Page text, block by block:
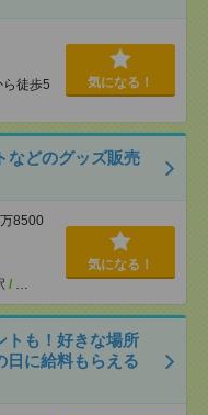
徒歩5
気になる！
などのグッズ販売
8500
/ …
気になる！
トも！好きな場所
に給料もらえる